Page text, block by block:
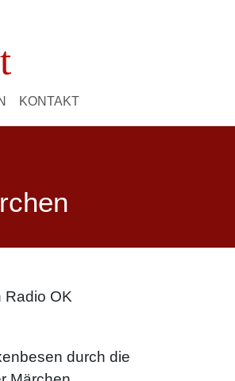
KONTAKT
Radio OK